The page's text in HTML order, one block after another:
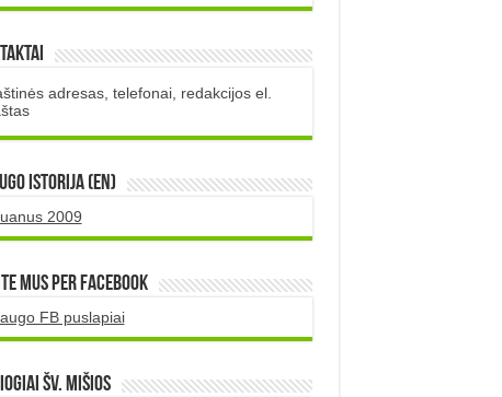
adresas, telefonai, redakcijos el.
istorija (EN)
2009
mus per Facebook
FB puslapiai
šv. MIŠIOS